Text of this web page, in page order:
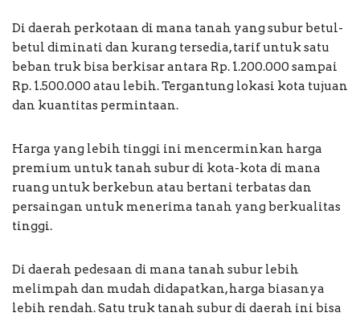
Di daerah perkotaan di mana tanah yang subur betul-
betul diminati dan kurang tersedia, tarif untuk satu
beban truk bisa berkisar antara Rp. 1.200.000 sampai
Rp. 1.500.000 atau lebih. Tergantung lokasi kota tujuan
dan kuantitas permintaan.
Harga yang lebih tinggi ini mencerminkan harga
premium untuk tanah subur di kota-kota di mana
ruang untuk berkebun atau bertani terbatas dan
persaingan untuk menerima tanah yang berkualitas
tinggi.
Di daerah pedesaan di mana tanah subur lebih
melimpah dan mudah didapatkan, harga biasanya
lebih rendah. Satu truk tanah subur di daerah ini bisa